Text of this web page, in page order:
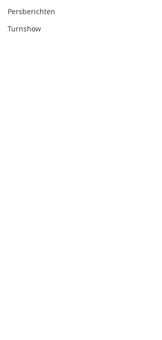
Persberichten
Turnshow